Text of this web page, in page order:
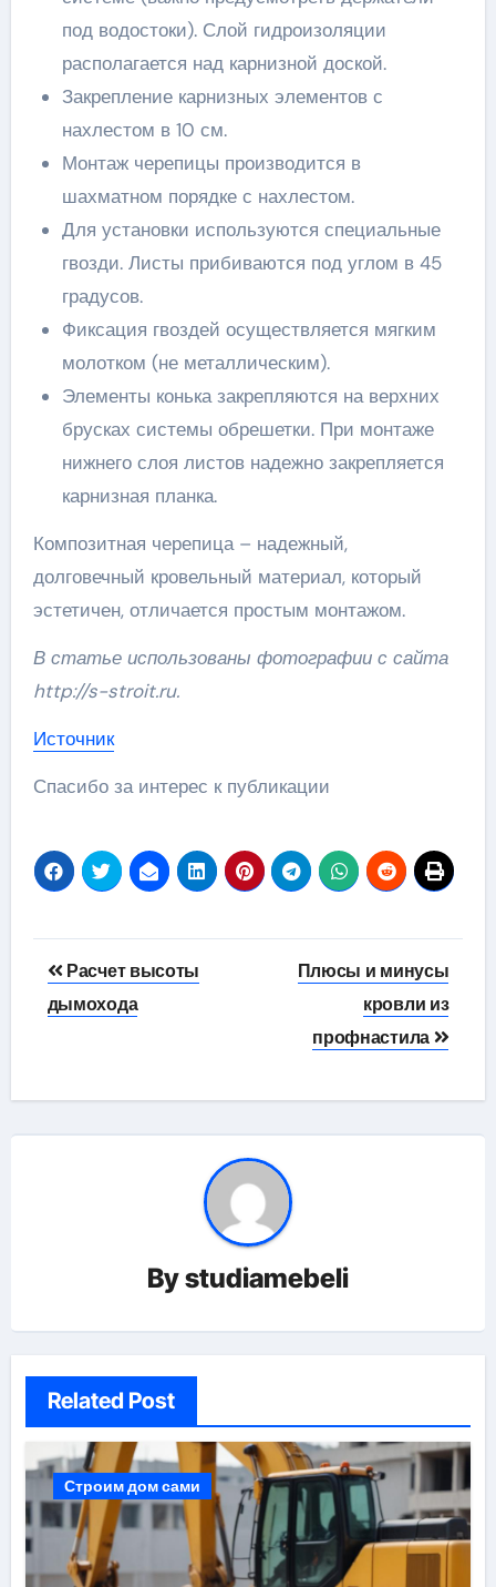
под водостоки). Слой гидроизоляции
располагается над карнизной доской.
Закрепление карнизных элементов с
нахлестом в 10 см.
Монтаж черепицы производится в
шахматном порядке с нахлестом.
Для установки используются специальные
гвозди. Листы прибиваются под углом в 45
градусов.
Фиксация гвоздей осуществляется мягким
молотком (не металлическим).
Элементы конька закрепляются на верхних
брусках системы обрешетки. При монтаже
нижнего слоя листов надежно закрепляется
карнизная планка.
Композитная черепица – надежный,
долговечный кровельный материал, который
эстетичен, отличается простым монтажом.
В статье использованы фотографии с сайта
http://s-stroit.ru.
Источник
Спасибо за интерес к публикации
Навигация
по
Расчет высоты
дымохода
Плюсы и минусы
кровли из
профнастила
Bystudiamebeli
Related Post
Строим дом сами